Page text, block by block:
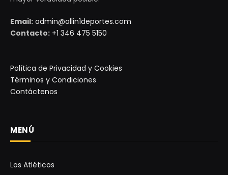
Email: admin@allin1deportes.com
Contacto: +1 346 475 5150
Política de Privacidad y Cookies
Términos y Condiciones
Contáctenos
MENÚ
Los Atléticos